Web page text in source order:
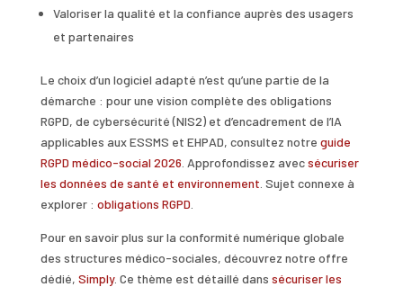
Valoriser la qualité et la confiance auprès des usagers
et partenaires
Le choix d’un logiciel adapté n’est qu’une partie de la
démarche : pour une vision complète des obligations
RGPD, de cybersécurité (NIS2) et d’encadrement de l’IA
applicables aux ESSMS et EHPAD, consultez notre guide
RGPD médico-social 2026 . Approfondissez avecsécuriser
les données de santé et environnement . Sujet connexe à
explorer : obligations RGPD
Pour en savoir plus sur la conformité numérique globale
des structures médico-sociales, découvrez notre offre
dédié, Simply. Ce thème est détaillé dans sécuriser les